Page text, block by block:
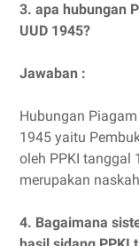
3. apa hubungan
UUD 1945?
Jawaban :
Hubungan
1945 yaitu
oleh PPKI tanggal
merupakan
4. Bagaimana